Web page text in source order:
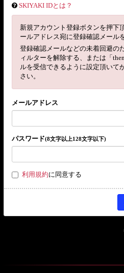
SKIYAKI IDとは？
新規アカウント登録ボタンを押下
ールアドレス宛に登録確認メール
登録確認メールなどの未着回避の
ィルターを解除する、または「
ルを受信できるように設定頂いて
さい。
メールアドレス
パスワード(8文字以上128文字以下)
利用規約に同意する